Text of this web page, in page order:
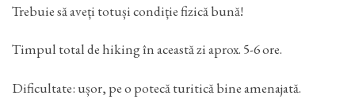
Trebuie să aveți totuși condiție fizică bună!
Timpul total de hiking în această zi aprox. 5-6 ore.
Dificultate: ușor, pe o potecă turitică bine amenajată.